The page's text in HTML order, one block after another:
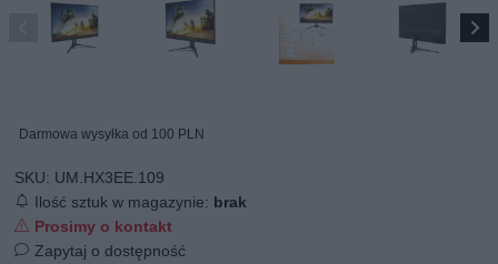
Darmowa wysyłka od 100 PLN
SKU: UM.HX3EE.109
Ilość sztuk w magazynie: brak
Prosimy o kontakt
Zapytaj o dostępność